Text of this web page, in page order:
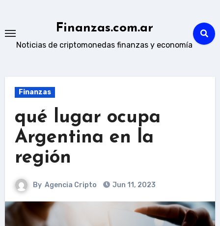
content
Finanzas.com.ar
Noticias de criptomonedas finanzas y economía
Finanzas
qué lugar ocupa
Argentina en la
región
By Agencia Cripto Jun 11, 2023